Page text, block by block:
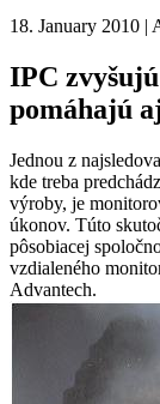
18. January 2010 |
IPC
pomáhajú
Jednou z
kde treba
výroby, je
úkonov. Túto
pôsobiacej
vzdialeného
Advantech.